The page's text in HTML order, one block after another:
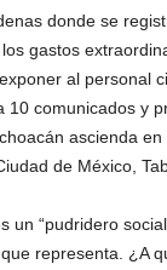
donde se
gastos
al personal
comunicados y
ascienda
de México,
un “pudridero
representa. ¿A